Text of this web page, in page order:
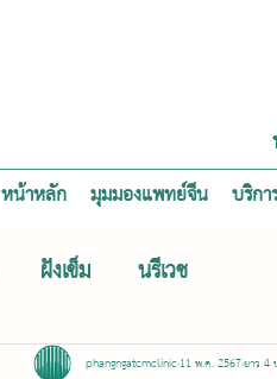
หน้าหลัก มุมมองแพทย์จีน บริกา
ฝังเข็ม นรีเวช
phangngatcmclinic11 พ.ค. 2567ยาว 4